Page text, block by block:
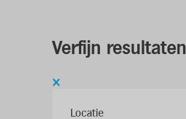
Verfijn resultaten
Locatie